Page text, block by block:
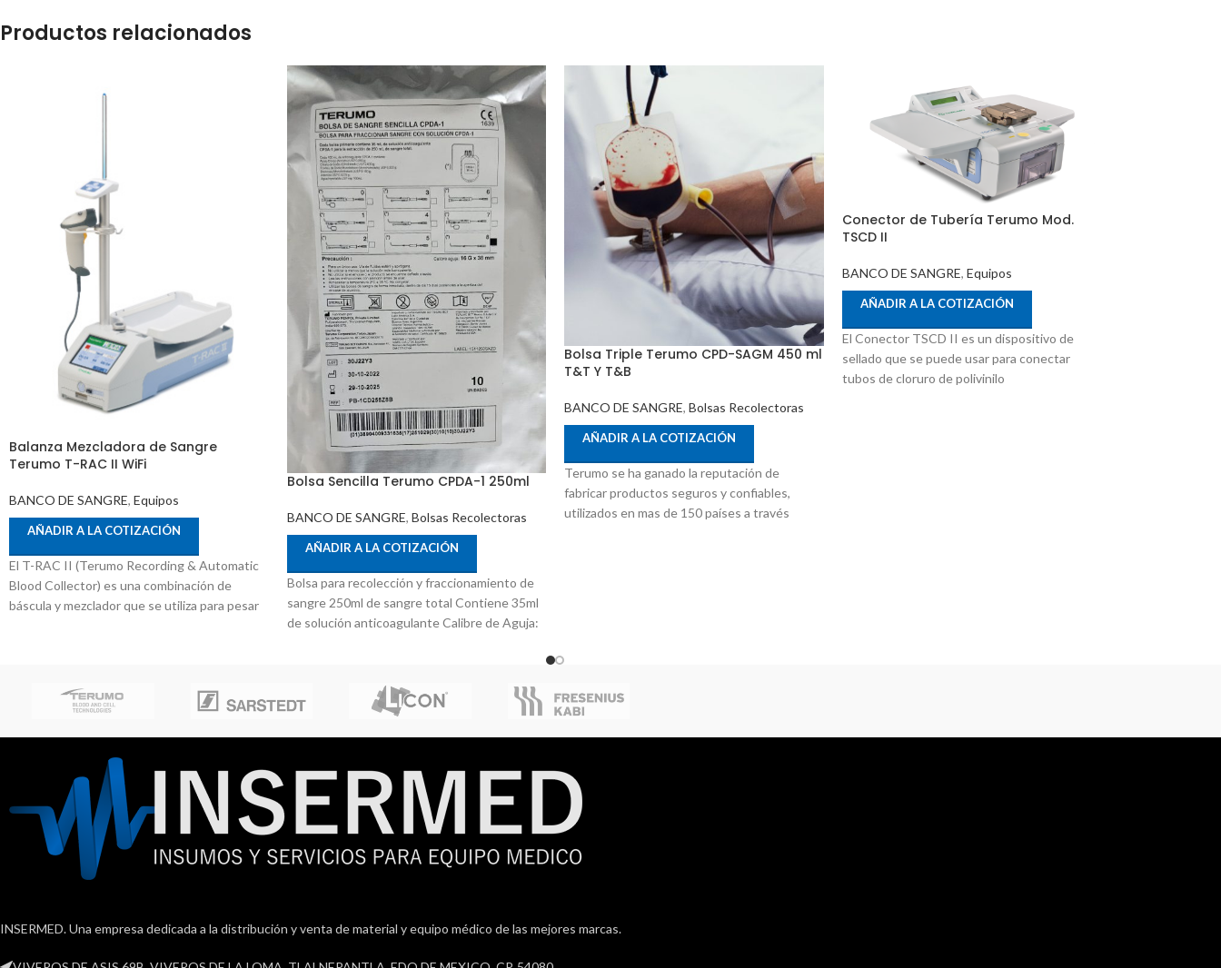
Productos relacionados
Balanza Mezcladora de Sangre
Terumo T-RAC II WiFi
BANCO DE SANGRE, Equipos
AÑADIR A LA COTIZACIÓN
El T-RAC II (Terumo Recording & Automatic
Blood Collector) es una combinación de
báscula y mezclador que se utiliza para pesar
consistencia de la extracción de sangre total
para operadores, donantes y pacientes.
Bolsa Sencilla Terumo CPDA-1 250ml
BANCO DE SANGRE, Bolsas Recolectoras
AÑADIR A LA COTIZACIÓN
Bolsa para recolección y fraccionamiento de
sangre 250ml de sangre total Contiene 35ml
de solución anticoagulante Calibre de Aguja:
Bolsa Triple Terumo CPD-SAGM 450 ml
T&T Y T&B
BANCO DE SANGRE, Bolsas Recolectoras
AÑADIR A LA COTIZACIÓN
Terumo se ha ganado la reputación de
fabricar productos seguros y confiables,
utilizados en mas de 150 países a través
Conector de Tubería Terumo Mod.
TSCD II
BANCO DE SANGRE, Equipos
AÑADIR A LA COTIZACIÓN
El Conector TSCD II es un dispositivo de
sellado que se puede usar para conectar
tubos de cloruro de polivinilo
INSERMED. Una empresa dedicada a la distribución y venta de material y equipo médico de las mejores marcas.